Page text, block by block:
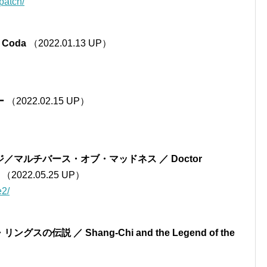
Coda （2022.01.13 UP）
（2022.02.15 UP）
マルチバース・オブ・マッドネス ／ Doctor
（2022.05.25 UP）
リングスの伝説 ／ Shang-Chi and the Legend of the